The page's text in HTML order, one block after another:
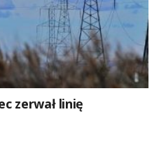
zerwał linię